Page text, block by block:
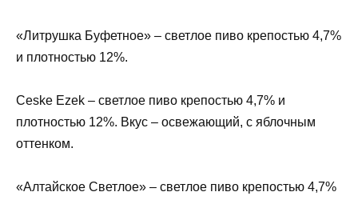
«Литрушка Буфетное» – светлое пиво крепостью 4,7%
и плотностью 12%.
Ceske Ezek – светлое пиво крепостью 4,7% и
плотностью 12%. Вкус – освежающий, с яблочным
оттенком.
«Алтайское Светлое» – светлое пиво крепостью 4,7%